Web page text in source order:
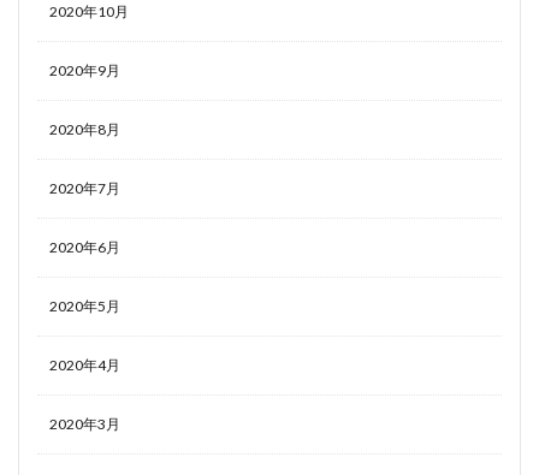
2020年10月
2020年9月
2020年8月
2020年7月
2020年6月
2020年5月
2020年4月
2020年3月